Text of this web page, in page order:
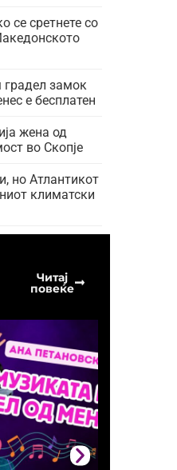
се сретнете со
градел замок
е бесплатен
жена од
во Скопје
но Атлантикот
климатски
Читај
повеќе